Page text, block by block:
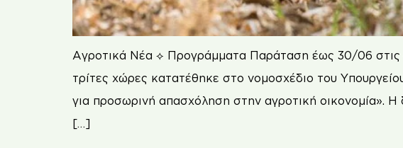
Αγροτικά Νέα ⟡ Προγράμματα Παράταση έως 30/06 στις
τρίτες χώρες κατατέθηκε στο νομοσχέδιο του
για προσωρινή απασχόληση στην αγροτική οικονομία».
[…]